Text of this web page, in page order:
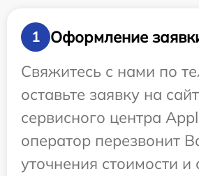
1
Оформление
Свяжитесь с нами по
оставьте заявку на
сервисного центра
оператор перезвонит
уточнения стоимости и